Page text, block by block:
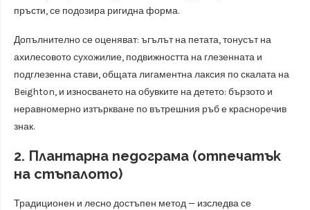
пръсти, се подозира ригидна форма.
Допълнително се оценяват: ъгълът на петата, тонусът на
ахилесовото сухожилие, подвижността на глезенната и
подглезенна стави, общата лигаментна лаксия по скалата на
Beighton, и износването на обувките на детето: бързото и
неравномерно изтъркване по вътрешния ръб е красноречив
знак.
2. Плантарна педограма (отпечатък
на стъпалото)
Традиционен и лесно достъпен метод — изследва се